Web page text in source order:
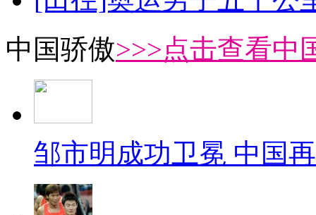
中国骄傲>>>点击查看中
邹市明成功卫冕 中国